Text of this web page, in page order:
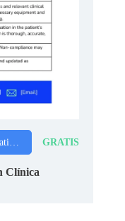
Plantillas de Procedimientos Operativos Estándar GRATIS
Clínica